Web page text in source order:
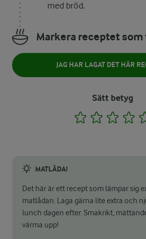
med bröd.
Markera receptet
JAG HAR LAGAT DET HÄR
Sätt betyg
1 2 3 4
MATLÅDA!
Det här är ett recept som lämpar sig
matlådan. Laga gärna lite extra och
lunch dagen efter. Smakrikt,
värma upp!